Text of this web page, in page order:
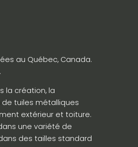
au Québec, Canada.
la création, la
tuiles métalliques
extérieur et toiture.
une variété de
des tailles standard